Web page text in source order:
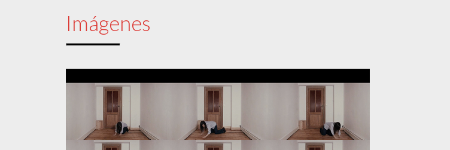
Imágenes